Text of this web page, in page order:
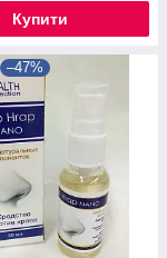
Купити
–47%